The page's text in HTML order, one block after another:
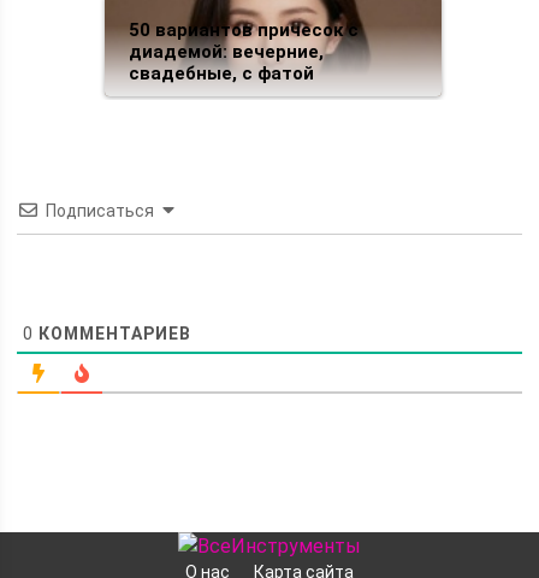
50 вариантов причесок с
диадемой: вечерние,
свадебные, с фатой
Подписаться
0 КОММЕНТАРИЕВ
О нас Карта сайта